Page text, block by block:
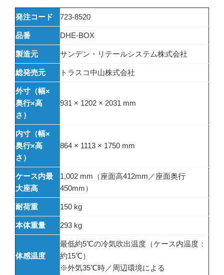
発注コード 723-8520
品番 DHE-BOX
製造元 サンデン・リテールシステム株式会社
総発売元 トラスコ中山株式会社
外寸（幅×
奥行×高
さ）
931 × 1202 × 2031 mm
内寸（幅×
奥行×高
さ）
864 × 1113 × 1750 mm
ケース内最
大座高
1,002 mm（座面高412mm／座面奥行
450mm）
耐荷重 150 kg
本体重量 293 kg
体感温度
最低約5℃の冷気吹出温度（ケース内温度：
約15℃）
※外気35℃時／周辺環境による